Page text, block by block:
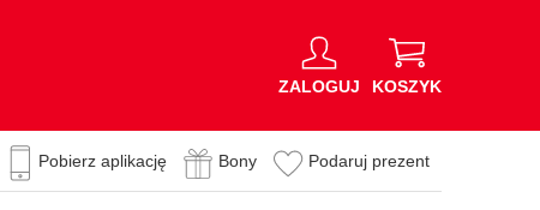
ZALOGUJ KOSZYK
Pobierz aplikację Bony Podaruj prezent